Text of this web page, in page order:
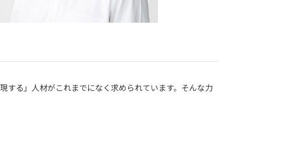
する」人材がこれまでになく求められています。そんな力